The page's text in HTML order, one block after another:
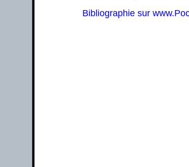
Bibliographie sur